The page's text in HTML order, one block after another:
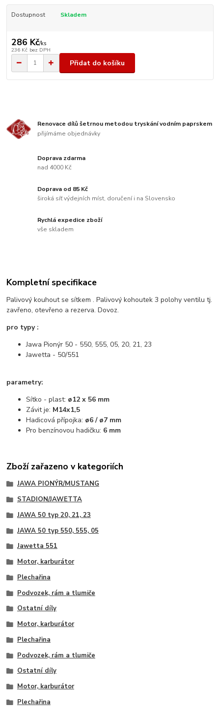
Dostupnost Skladem
286 Kč/ks
236 Kč bez DPH
Přidat do košíku
Renovace dílů šetrnou metodou tryskání vodním paprskem
přijímáme objednávky
Doprava zdarma
nad 4000 Kč
Doprava od 85 Kč
široká síť výdejních míst, doručení i na Slovensko
Rychlá expedice zboží
vše skladem
Kompletní specifikace
Palivový kouhout se sítkem . Palivový kohoutek 3 polohy ventilu tj.
zavřeno, otevřeno a rezerva. Dovoz.
pro typy :
Jawa Pionýr 50 - 550, 555, 05, 20, 21, 23
Jawetta - 50/551
parametry:
Sítko - plast: ø12 x 56 mm
Závit je: M14x1,5
Hadicová přípojka: ø6 / ø7 mm
Pro benzínovou hadičku: 6 mm
Zboží zařazeno v kategoriích
JAWA PIONÝR/MUSTANG
STADION/JAWETTA
JAWA 50 typ 20, 21, 23
JAWA 50 typ 550, 555, 05
Jawetta 551
Motor, karburátor
Plechařina
Podvozek, rám a tlumiče
Ostatní díly
Motor, karburátor
Plechařina
Podvozek, rám a tlumiče
Ostatní díly
Motor, karburátor
Plechařina